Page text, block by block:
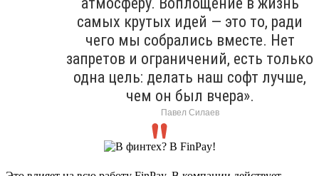
самых крутых идей — это то, ради
чего мы собрались вместе. Нет
запретов и ограничений, есть только
одна цель: делать наш софт лучше,
чем он был вчера».
Павел Силаев